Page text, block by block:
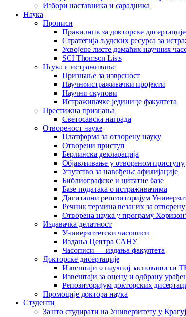
Избори наставника и сарадника
Наука
Прописи
Правилник за докторске дисертације
Стратегија људских ресурса за
Усвојене листе домаћих научних
SCI Thomson Lists
Наука и истраживање
Признање за изврсност
Научноистраживачки пројекти
Научни скупови
Истраживачке јединице факултета
Престижна признања
Светосавска награда
Отвореност науке
Платформа за отворену науку
Отворени приступ
Берлинска декларација
Објављивање у отвореном приступу
Упутство за навођење афилијације
Библиографске и цитатне базе
Базе података о истраживачима
Дигитални репозиторијум
Рeчник термина везаних за
Отворена наука у програму
Издавачка делатност
Универзитетски часописи
Издања Центра САНУ
Часописи — издања факултета
Докторске дисертације
Извештаји о научној заснованости
Извештаји за оцену и одбрану
Репозиторијум докторских
Промоције доктора наука
Студенти
Зашто студирати на Универзитету у